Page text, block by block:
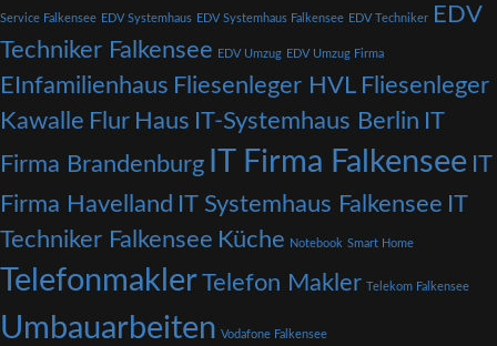
Service Falkensee EDV Systemhaus EDV Systemhaus Falkensee EDV Techniker EDV
Techniker Falkensee
EDV Umzug EDV Umzug Firma
EInfamilienhaus Fliesenleger HVL Fliesenleger
Kawalle Flur Haus IT-Systemhaus Berlin IT
Firma Brandenburg IT Firma Falkensee IT
Firma Havelland IT Systemhaus Falkensee IT
Techniker Falkensee Küche Notebook Smart Home
TelefonmaklerTelefon Makler Telekom Falkensee
Umbauarbeiten Vodafone Falkensee